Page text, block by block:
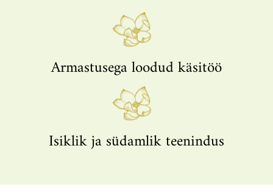
Armastusega loodud käsitöö​
Isiklik ja südamlik teenindus